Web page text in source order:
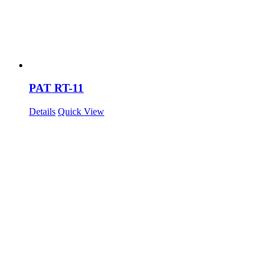
PAT RT-11
Details Quick View